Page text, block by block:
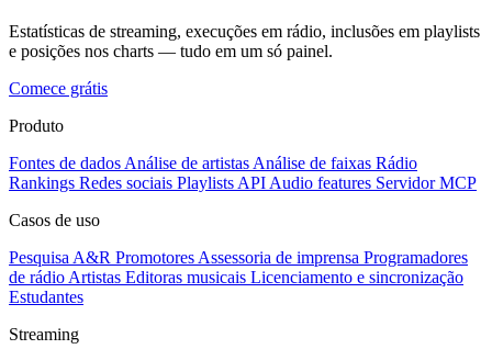
Estatísticas de streaming, execuções em rádio, inclusões em playlists
e posições nos charts — tudo em um só painel.
Comece grátis
Produto
Fontes de dados Análise de artistas Análise de faixas Rádio
Rankings Redes sociais Playlists API Audio features Servidor MCP
Casos de uso
Pesquisa A&R Promotores Assessoria de imprensa Programadores
de rádio Artistas Editoras musicais Licenciamento e sincronização
Estudantes
Streaming